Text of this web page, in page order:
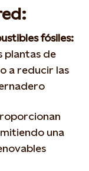
fósiles:
plantas de
a reducir las
una